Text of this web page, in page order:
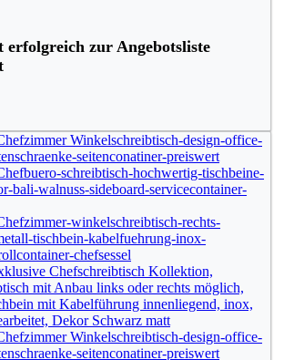
erfolgreich zur Angebotsliste